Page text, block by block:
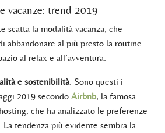
vacanze: trend 2019
scatta la modalità vacanza, che
abbandonare al più presto la routine
al relax e all’avventura.
e sostenibilità . Sono questi i
2019 secondo Airbnb, la famosa
che ha analizzato le preferenze
tendenza più evidente sembra la